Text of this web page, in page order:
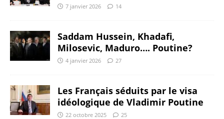
7 janvier 2026 14
Saddam Hussein, Khadafi,
Milosevic, Maduro…. Poutine?
4 janvier 2026 27
Les Français séduits par le visa
idéologique de Vladimir Poutine
22 octobre 2025 25